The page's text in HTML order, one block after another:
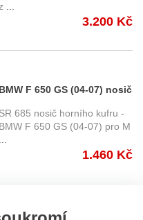
z
3.200 Kč
BMW F 650 GS (04-07) nosič
horního kufru Givi SR685
pro kufry řady Monokey
SR 685 nosič horního kufru -
BMW F 650 GS (04-07) pro M
1.460 Kč